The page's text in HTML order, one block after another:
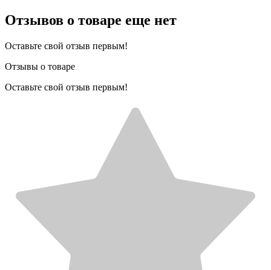
Отзывов о товаре еще нет
Оставьте свой отзыв первым!
Отзывы о товаре
Оставьте свой отзыв первым!